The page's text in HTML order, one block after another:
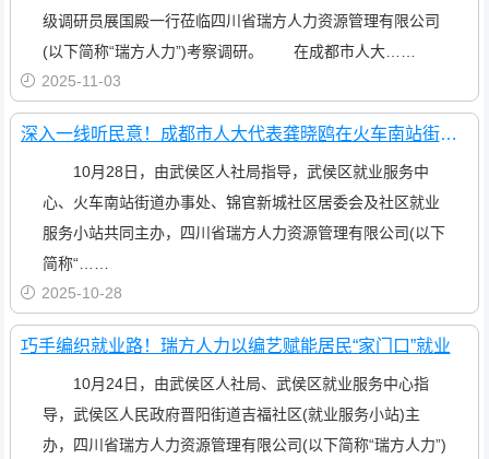
级调研员展国殿一行莅临四川省瑞方人力资源管理有限公司
(以下简称“瑞方人力”)考察调研。 在成都市人大……
2025-11-03
深入一线听民意！成都市人大代表龚晓鸥在火车南站街道开展就业指导专题分享活动
10月28日，由武侯区人社局指导，武侯区就业服务中
心、火车南站街道办事处、锦官新城社区居委会及社区就业
服务小站共同主办，四川省瑞方人力资源管理有限公司(以下
简称“……
2025-10-28
巧手编织就业路！瑞方人力以编艺赋能居民“家门口”就业
10月24日，由武侯区人社局、武侯区就业服务中心指
导，武侯区人民政府晋阳街道吉福社区(就业服务小站)主
办，四川省瑞方人力资源管理有限公司(以下简称“瑞方人力”)